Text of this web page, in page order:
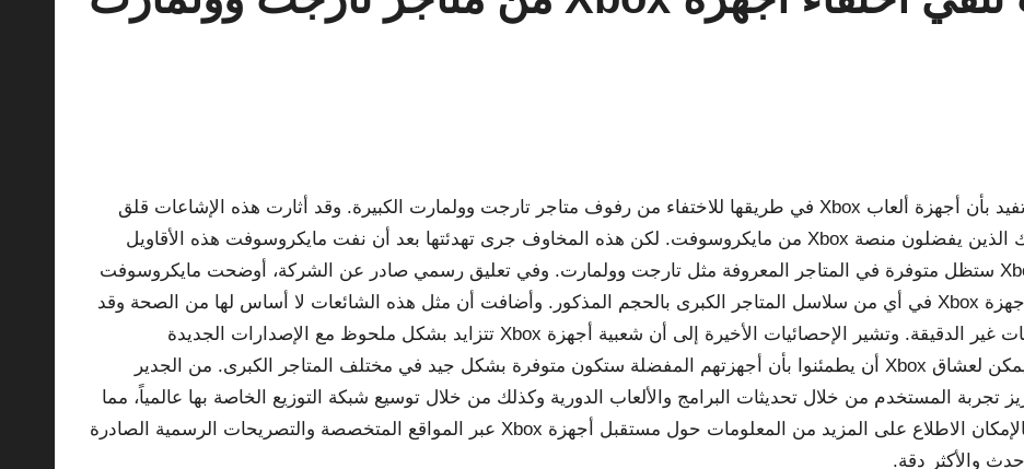
انتشرت في الآونة الأخيرة بعض الشائعات التي تفيد بأن أجهزة ألعاب Xbox في طريقها للاختفاء من رفوف متاجر تارجت وولمارت الكبيرة. وقد أثارت هذه الإشاعات قلق
العديد من عشاق الألعاب الإلكترونية، خاصة أولئك الذين يفضلون منصة Xbox من مايكروسوفت. لكن هذه المخاوف جرى تهدئتها بعد أن نفت مايكروسوفت هذه الأقاويل
بشكل قاطع. وأكدت مايكروسوفت أن أجهزة Xbox ستظل متوفرة في المتاجر المعروفة مثل تارجت وولمارت. وفي تعليق رسمي صادر عن الشركة، أوضحت مايكروسوفت
أنها لم تقم باتخاذ أي قرار يتعلق بتقليص توزيع أجهزة Xbox في أي من سلاسل المتاجر الكبرى بالحجم المذكور. وأضافت أن مثل هذه الشائعات لا أساس لها من الصحة وقد
يكون سبب انتشارها بعض الالتباسات أو المعلومات غير الدقيقة. وتشير الإحصائيات الأخيرة إلى أن شعبية أجهزة Xbox تتزايد بشكل ملحوظ مع الإصدارات الجديدة
والتحسينات المتواصلة في الأداء والميزات. لذا يمكن لعشاق Xbox أن يطمئنوا بأن أجهزتهم المفضلة ستكون متوفرة بشكل جيد في مختلف المتاجر الكبرى. من الجدير
المستخدم من خلال تحديثات البرامج والألعاب الدورية وكذلك من خلال توسيع شبكة التوزيع الخاصة بها عالمياً، مما
يسهم في دعم توفر أجهزتها على نطاق واسع. بالإمكان الاطلاع على المزيد من المعلومات حول مستقبل أجهزة Xbox عبر المواقع المتخصصة والتصريحات الرسمية الصادرة
والأكثر دقة.